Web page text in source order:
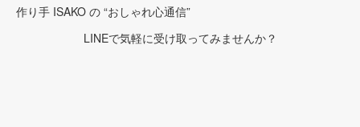
作り手 ISAKO の “おしゃれ心通信”
LINEで気軽に受け取ってみませんか？